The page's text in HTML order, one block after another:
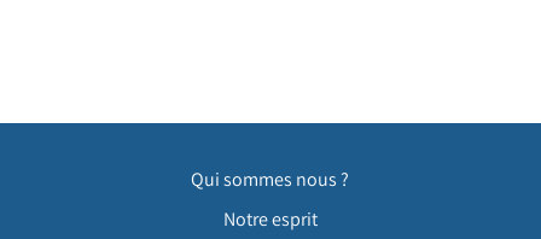
Qui sommes nous ?
Notre esprit